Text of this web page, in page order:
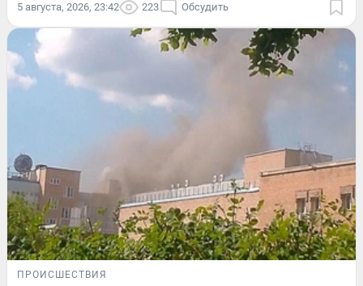
5 августа, 2026, 23:42 223 Обсудить
ПРОИСШЕСТВИЯ